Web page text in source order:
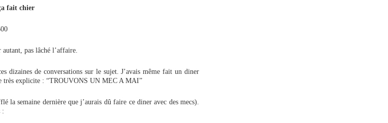
fait chier
autant, pas lâché l’affaire.
dizaines de conversations sur le sujet. J’avais même fait un diner
très explicite : “TROUVONS UN MEC A MAI”
semaine dernière que j’aurais dû faire ce diner avec des mecs).
: